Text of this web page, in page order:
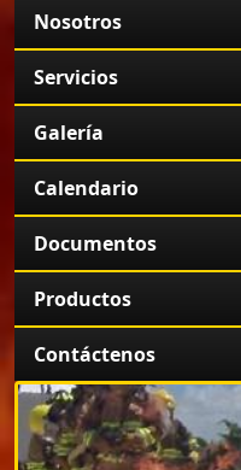
Nosotros
Servicios
Galería
Calendario
Documentos
Productos
Contáctenos